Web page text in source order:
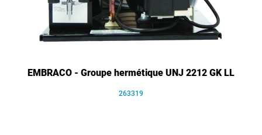
EMBRACO - Groupe hermétique UNJ 2212 GK LL
263319